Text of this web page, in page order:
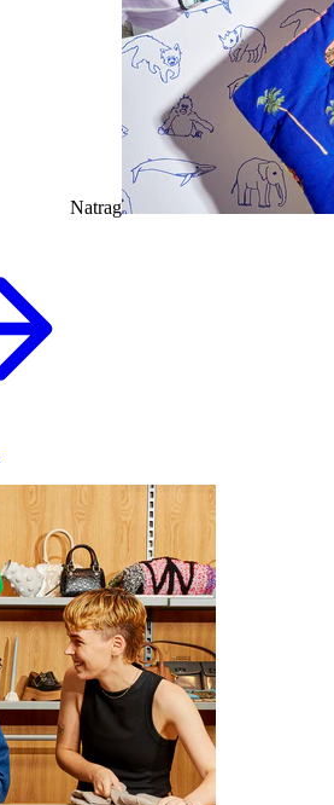
Natrag